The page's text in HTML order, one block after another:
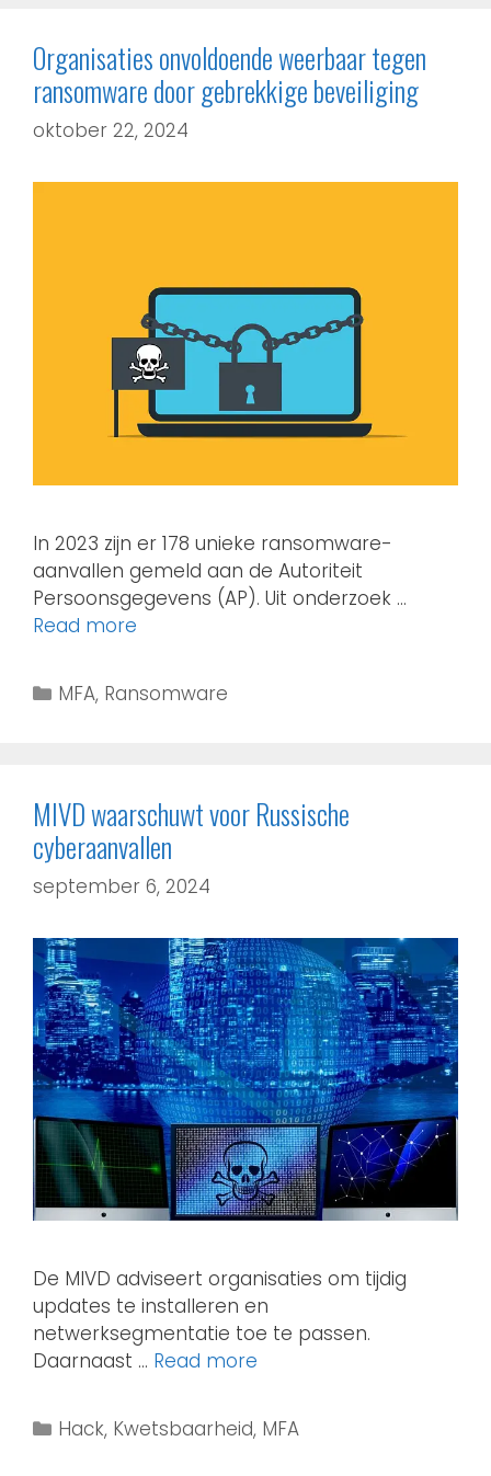
Organisaties onvoldoende weerbaar tegen
ransomware door gebrekkige beveiliging
oktober 22, 2024
In 2023 zijn er 178 unieke ransomware-
aanvallen gemeld aan de Autoriteit
Persoonsgegevens (AP). Uit onderzoek …
Read more
MFA, Ransomware
MIVD waarschuwt voor Russische
cyberaanvallen
september 6, 2024
De MIVD adviseert organisaties om tijdig
updates te installeren en
netwerksegmentatie toe te passen.
Daarnaast … Read more
Hack, Kwetsbaarheid, MFA